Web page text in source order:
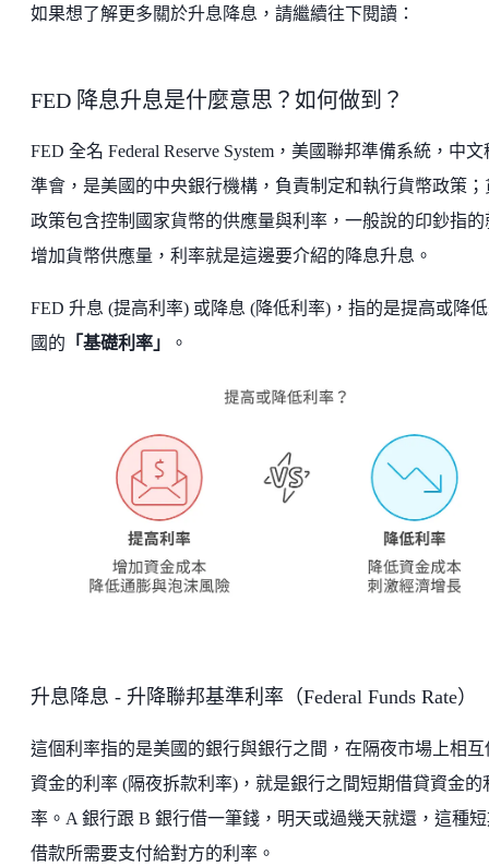
如果想了解更多關於升息降息，請繼續往下閱讀：
FED 降息升息是什麼意思？如何做到？
FED 全名 Federal Reserve System，美國聯邦準備系統，中文
準會，是美國的中央銀行機構，負責制定和執行貨幣政策；
政策包含控制國家貨幣的供應量與利率，一般說的印鈔指的
增加貨幣供應量，利率就是這邊要介紹的降息升息。
FED 升息 (提高利率) 或降息 (降低利率)，指的是提高或降
國的 「基礎利率」 。
升息降息 - 升降聯邦基準利率（Federal Funds Rate）
這個利率指的是美國的銀行與銀行之間，在隔夜市場上相互
資金的利率 (隔夜拆款利率)，就是銀行之間短期借貸資金的
率。A 銀行跟 B 銀行借一筆錢，明天或過幾天就還，這種
借款所需要支付給對方的利率。